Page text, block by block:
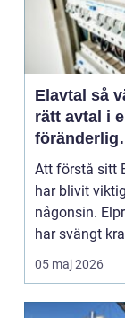
Elavtal så väljer du
rätt avtal i
föränderlig
elmarknad
Att förstå sitt
har blivit
någonsin.
har svängt
senaste ...
05 maj 2026